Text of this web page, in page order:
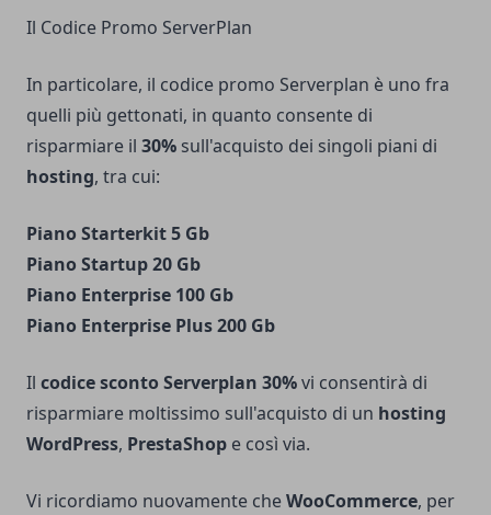
Il Codice Promo ServerPlan
In particolare, il codice promo Serverplan è uno fra
quelli più gettonati, in quanto consente di
risparmiare il 30% sull'acquisto dei singoli piani di
hosting, tra cui:
Piano Starterkit 5 Gb
Piano Startup 20 Gb
Piano Enterprise 100 Gb
Piano Enterprise Plus 200 Gb
Il codice sconto Serverplan 30%vi consentirà di
risparmiare moltissimo sull'acquisto di un hosting
WordPress, PrestaShop e così via.
Vi ricordiamo nuovamente cheWooCommerce, per